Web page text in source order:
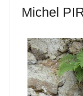
Michel